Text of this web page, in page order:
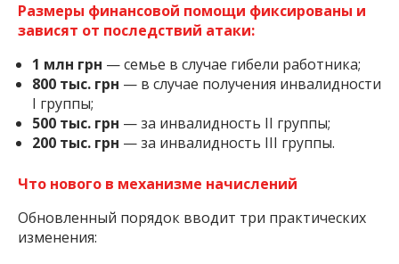
Размеры финансовой помощи фиксированы и
зависят от последствий атаки:
1 млн грн — семье в случае гибели работника;
800 тыс. грн — в случае получения инвалидности
I группы;
500 тыс. грн — за инвалидность II группы;
200 тыс. грн — за инвалидность III группы.
Что нового в механизме начислений
Обновленный порядок вводит три практических
изменения: